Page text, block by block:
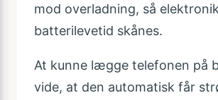
mod overladning, så
batterilevetid skånes.
At kunne lægge telefonen på
vide, at den automatisk får